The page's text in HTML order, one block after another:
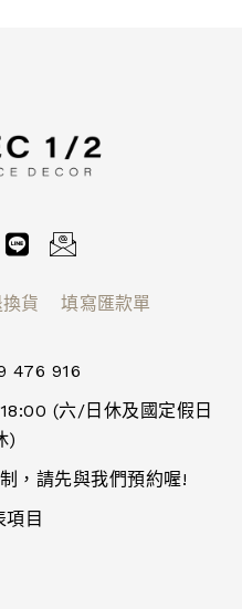
貨 填寫匯款單
476 916
(六/日休及國定假日
)
，請先與我們預約喔!
項目